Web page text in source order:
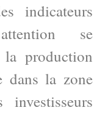
indicateurs
se
production
dans la zone